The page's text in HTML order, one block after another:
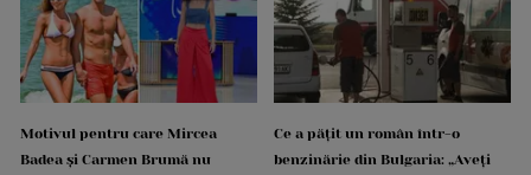
Motivul pentru care Mircea
Badea și Carmen Brumă nu
Ce a pățit un român într-o
benzinărie din Bulgaria: „Aveți